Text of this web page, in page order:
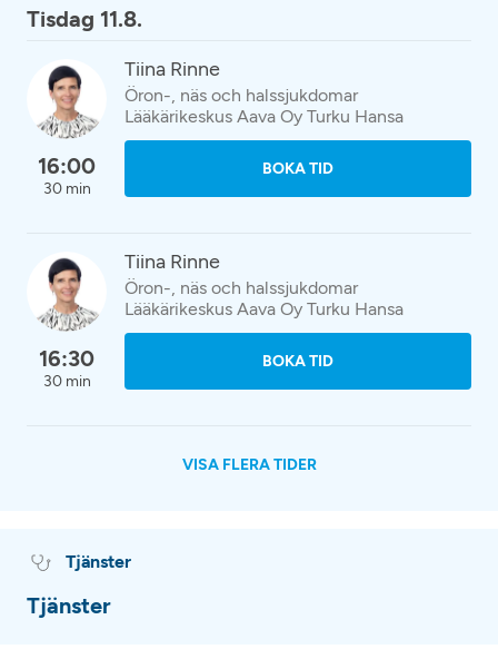
Tisdag 11.8.
16:00
30 min
Tiina Rinne
Öron-, näs och halssjukdomar
Lääkärikeskus Aava Oy Turku Hansa
BOKA TID
16:30
30 min
Tiina Rinne
Öron-, näs och halssjukdomar
Lääkärikeskus Aava Oy Turku Hansa
BOKA TID
VISA FLERA TIDER
Tjänster
Tjänster